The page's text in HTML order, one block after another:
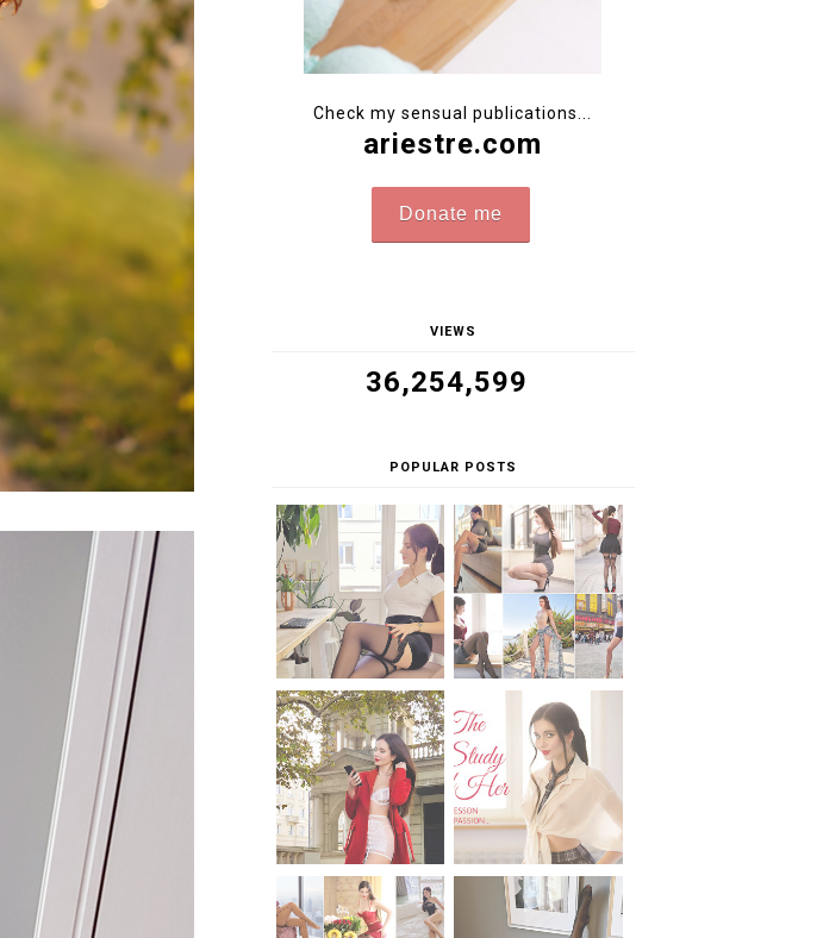
Check my sensual publications...
ariestre.com
Donate me
VIEWS
36,254,599
POPULAR POSTS